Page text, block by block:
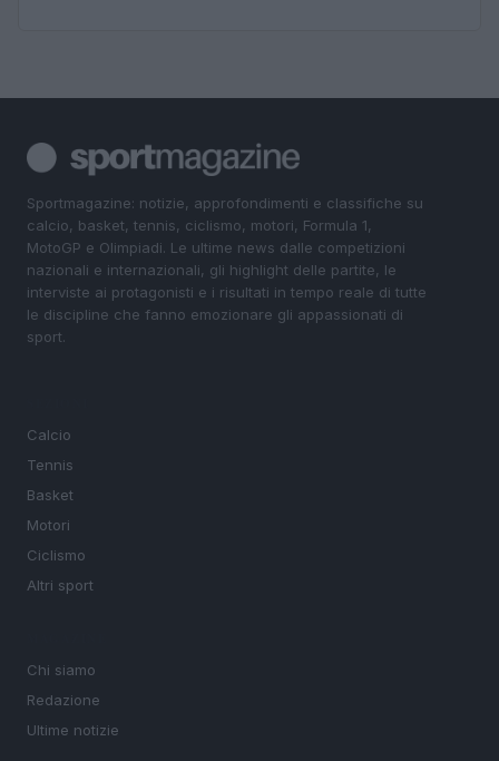
Sportmagazine: notizie, approfondimenti e classifiche su
calcio, basket, tennis, ciclismo, motori, Formula 1,
MotoGP e Olimpiadi. Le ultime news dalle competizioni
nazionali e internazionali, gli highlight delle partite, le
interviste ai protagonisti e i risultati in tempo reale di tutte
le discipline che fanno emozionare gli appassionati di
sport.
Calcio
Tennis
Basket
Motori
Ciclismo
Altri sport
Chi siamo
Redazione
Ultime notizie